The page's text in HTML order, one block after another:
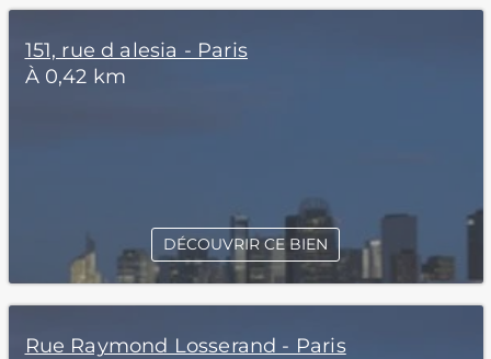
151, rue d alesia - Paris
À 0,42 km
DÉCOUVRIR CE BIEN
Rue Raymond Losserand - Paris